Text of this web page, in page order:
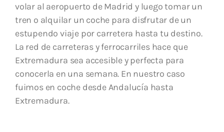
volar al aeropuerto de Madrid y luego tomar un
tren o alquilar un coche para disfrutar de un
estupendo viaje por carretera hasta tu destino.
La red de carreteras y ferrocarriles hace que
Extremadura sea accesible y perfecta para
conocerla en una semana. En nuestro caso
fuimos en coche desde Andalucía hasta
Extremadura.